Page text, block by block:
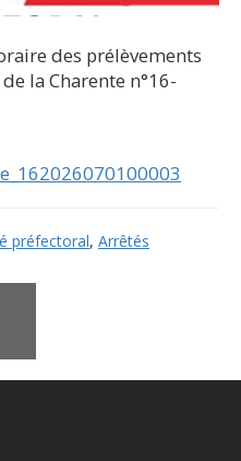
des prélèvements
la Charente n°16-
préfectoral, Arrêtés